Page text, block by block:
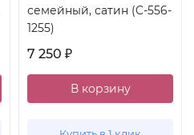
семейный, сатин (C-556-
1255)
7 250 ₽
В корзину